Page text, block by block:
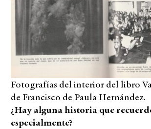
Fotografías del interior del libro
de Francisco de Paula Hernández.
¿Hay alguna historia que
especialmente?